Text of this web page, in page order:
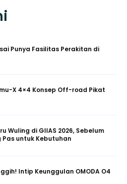
Punya Fasilitas Perakitan di
X 4×4 Konsep Off-road Pikat
Wuling di GIIAS 2026, Sebelum
Pas untuk Kebutuhan
Intip Keunggulan OMODA O4